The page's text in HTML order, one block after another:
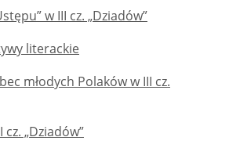
w III cz. „Dziadów”
literackie
młodych Polaków w III cz.
cz. „Dziadów”